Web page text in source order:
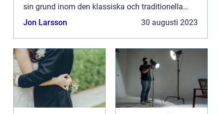
sin grund inom den klassiska och traditionella
skolan, samtidigt som den tar intryck och
Jon Larsson 30 augusti 2023